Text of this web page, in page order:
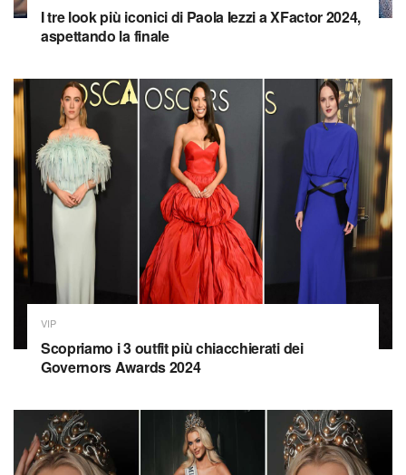
I tre look più iconici di Paola Iezzi a XFactor 2024,
aspettando la finale
VIP
Scopriamo i 3 outfit più chiacchierati dei
Governors Awards 2024